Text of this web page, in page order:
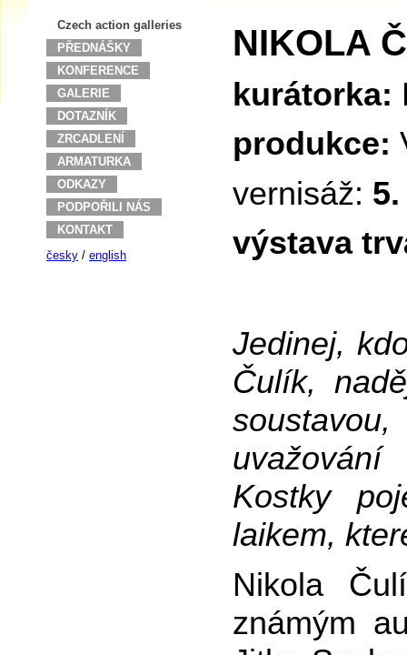
Czech action galleries
PŘEDNÁŠKY
KONFERENCE
GALERIE
DOTAZNÍK
ZRCADLENÍ
ARMATURKA
ODKAZY
PODPOŘILI NÁS
KONTAKT
česky / english
NIKOLA
kurátorka:
produkce:
vernisáž:
výstava
Jedinej,
Čulík,
Kostky
laikem,
Nikola
známým